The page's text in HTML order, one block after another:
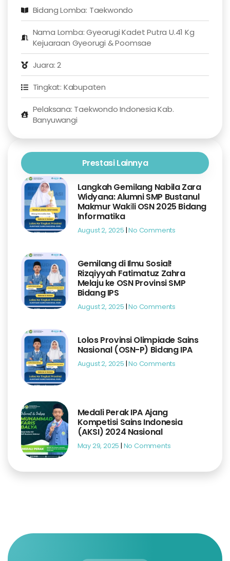
Bidang Lomba: Taekwondo
Nama Lomba: Gyeorugi Kadet Putra U.41 Kg
Kejuaraan Gyeorugi & Poomsae
Juara: 2
Tingkat: Kabupaten
Pelaksana: Taekwondo Indonesia Kab.
Banyuwangi
Prestasi Lainnya
Langkah Gemilang Nabila Zara
Widyana: Alumni SMP Bustanul
Makmur Wakili OSN 2025 Bidang
Informatika
August 2, 2025 No Comments
Gemilang di Ilmu Sosial!
Rizqiyyah Fatimatuz Zahra
Melaju ke OSN Provinsi SMP
Bidang IPS
August 2, 2025 No Comments
Lolos Provinsi Olimpiade Sains
Nasional (OSN-P) Bidang IPA
August 2, 2025 No Comments
Medali Perak IPA Ajang
Kompetisi Sains Indonesia
(AKSI) 2024 Nasional
May 29, 2025 No Comments